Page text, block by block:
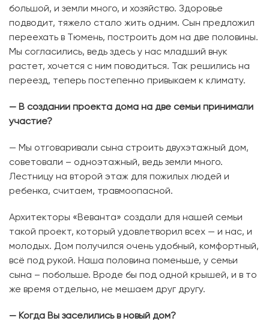
большой, и земли много, и хозяйство. Здоровье
подводит, тяжело стало жить одним. Сын предложил
переехать в Тюмень, построить дом на две половины.
Мы согласились, ведь здесь у нас младший внук
растет, хочется с ним поводиться. Так решились на
переезд, теперь постепенно привыкаем к климату.
— В создании проекта дома на две семьи принимали
участие?
— Мы отговаривали сына строить двухэтажный дом,
советовали – одноэтажный, ведь земли много.
Лестницу на второй этаж для пожилых людей и
ребенка, считаем, травмоопасной.
Архитекторы «Веванта» создали для нашей семьи
такой проект, который удовлетворил всех — и нас, и
молодых. Дом получился очень удобный, комфортный,
всё под рукой. Наша половина поменьше, у семьи
сына – побольше. Вроде бы под одной крышей, и в то
же время отдельно, не мешаем друг другу.
— Когда Вы заселились в новый дом?